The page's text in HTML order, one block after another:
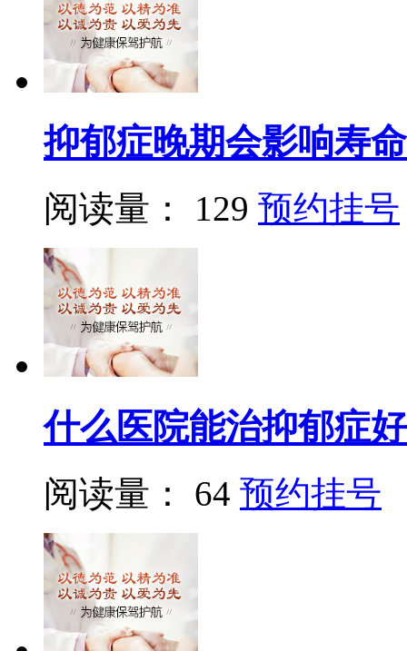
抑郁症晚期会影响寿
阅读量： 129 预约挂号
什么医院能治抑郁症
阅读量： 64 预约挂号